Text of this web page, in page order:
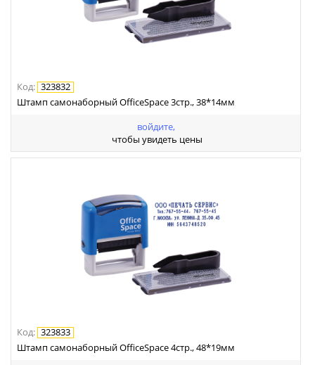
Код: 323832
Штамп самонаборный OfficeSpace 3стр., 38*14мм
войдите,
чтобы увидеть цены
Код: 323833
Штамп самонаборный OfficeSpace 4стр., 48*19мм